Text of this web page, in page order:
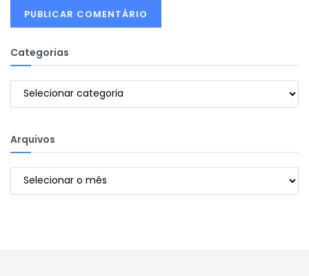
Categorias
Categorias
Arquivos
Arquivos